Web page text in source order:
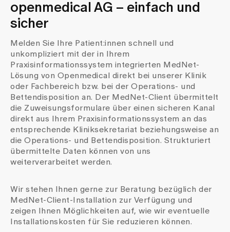
openmedical AG – einfach und
sicher
Melden Sie Ihre Patient:innen schnell und
unkompliziert mit der in Ihrem
Praxisinformationssystem integrierten MedNet-
Lösung von Openmedical direkt bei unserer Klinik
oder Fachbereich bzw. bei der Operations- und
Bettendisposition an. Der MedNet-Client übermittelt
die Zuweisungsformulare über einen sicheren Kanal
direkt aus Ihrem Praxisinformationssystem an das
entsprechende Kliniksekretariat beziehungsweise an
die Operations- und Bettendisposition. Strukturiert
übermittelte Daten können von uns
weiterverarbeitet werden.
Wir stehen Ihnen gerne zur Beratung bezüglich der
MedNet-Client-Installation zur Verfügung und
zeigen Ihnen Möglichkeiten auf, wie wir eventuelle
Installationskosten für Sie reduzieren können.